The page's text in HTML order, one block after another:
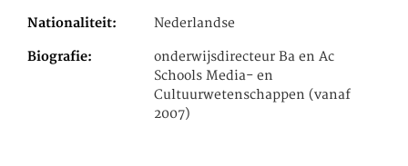
Nationaliteit Nederlandse
Biografie
onderwijsdirecteur Ba en Ac
Schools Media- en
Cultuurwetenschappen (vanaf
2007)